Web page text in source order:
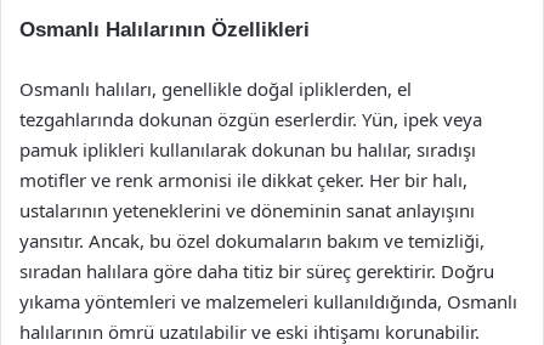
Osmanlı Halılarının Özellikleri
Osmanlı halıları, genellikle doğal ipliklerden, el
tezgahlarında dokunan özgün eserlerdir. Yün, ipek veya
pamuk iplikleri kullanılarak dokunan bu halılar, sıradışı
motifler ve renk armonisi ile dikkat çeker. Her bir halı,
ustalarının yeteneklerini ve döneminin sanat anlayışını
yansıtır. Ancak, bu özel dokumaların bakım ve temizliği,
sıradan halılara göre daha titiz bir süreç gerektirir. Doğru
yıkama yöntemleri ve malzemeleri kullanıldığında, Osmanlı
halılarının ömrü uzatılabilir ve eski ihtişamı korunabilir.